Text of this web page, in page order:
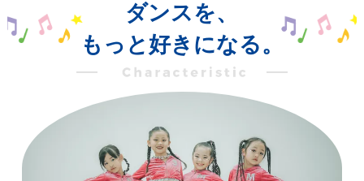
ダンスを、
もっと好きになる。